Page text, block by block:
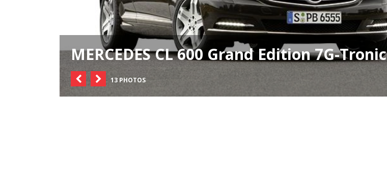
MERCEDES CL 600 Grand Edition 7G-Tronic
13 PHOTOS